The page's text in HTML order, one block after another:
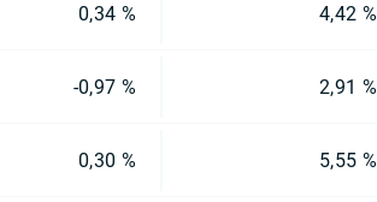
0,34 % 4,42 %
-0,97 % 2,91 %
0,30 % 5,55 %